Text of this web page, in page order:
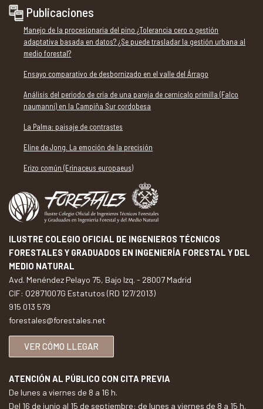
Publicaciones
Manejo de la procesionaria del pino ¿Tolerancia cero o gestión
adaptativa basada en datos? ¿Se puede trasladar la gestión urbana al
medio forestal?
Ensayo comparativo de desbornizado en el valle del Árrago
Análisis del periodo de cría de una pareja de cernícalo primilla (Falco
naumanni) en la Campiña Sur cordobesa
La Palma: paisaje de contrastes
Eline de Jong. La emoción de la precisión
Erizo común (Erinaceus europaeus)
ILUSTRE COLEGIO OFICIAL DE INGENIEROS TÉCNICOS
FORESTALES Y GRADUADOS EN INGENIERÍA FORESTAL Y DEL
MEDIO NATURAL
Avd. Menéndez Pelayo 75, Bajo Izq. - 28007 Madrid
CIF: Q2871007G Estatutos (RD 127/2013)
915 013 579
forestales@forestales.net
VER CÓMO LLEGAR
ATENCIÓN AL PÚBLICO CON CITA PREVIA
De lunes a viernes de 8 a 16 h.
Del 16 de junio al 15 de septiembre: de lunes a viernes de 8 a 15 h.